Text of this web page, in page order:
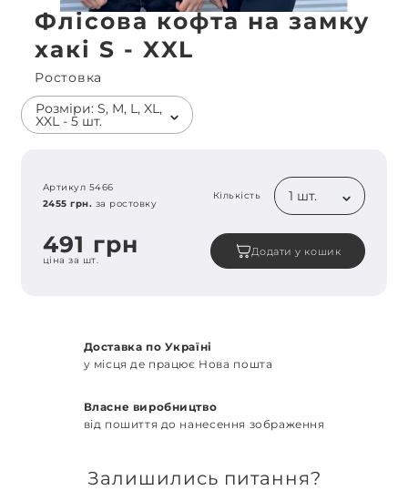
Флісова кофта на замку
хакі S - XXL
Ростовка
Розміри: S, M, L, XL,
XXL - 5 шт.
Артикул 5466
2455 грн. за ростовку
Кількість 1 шт.
491 грн
ціна за шт.
Додати у кошик
Доставка по Україні
у місця де працює Нова пошта
Власне виробництво
від пошиття до нанесення зображення
Залишились питання?